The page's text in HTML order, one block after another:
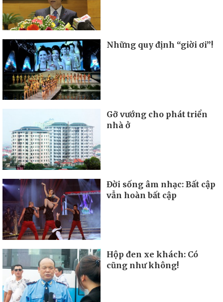
Những quy định “giời ơi”!
Gỡ vướng cho phát triển
nhà ở
Đời sống âm nhạc: Bất cập
vẫn hoàn bất cập
Hộp đen xe khách: Có
cũng như không!